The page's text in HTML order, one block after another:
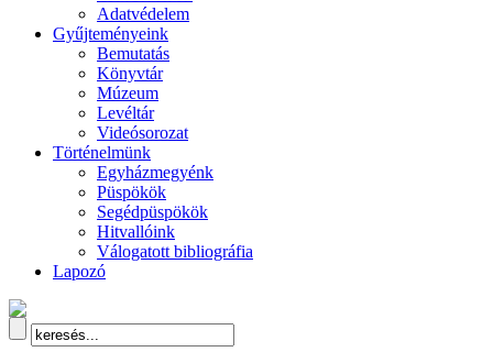
Adatvédelem
Gyűjteményeink
Bemutatás
Könyvtár
Múzeum
Levéltár
Videósorozat
Történelmünk
Egyházmegyénk
Püspökök
Segédpüspökök
Hitvallóink
Válogatott bibliográfia
Lapozó